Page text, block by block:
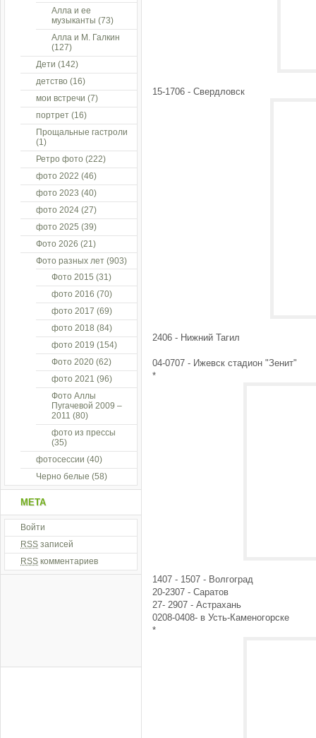
15-1706 - Свердловск
2406 - Нижний Тагил
04-0707 - Ижевск стадион "Зенит"
*
1407 - 1507 - Волгоград
20-2307 - Саратов
27- 2907 - Астрахань
0208-0408- в Усть-Каменогорске
*
Алла и ее
музыканты (73)
Алла и М. Галкин
(127)
Дети (142)
детство (16)
мои встречи (7)
портрет (16)
Прощальные гастроли
(1)
Ретро фото (222)
фото 2022 (46)
фото 2023 (40)
фото 2024 (27)
фото 2025 (39)
Фото 2026 (21)
Фото разных лет (903)
Фото 2015 (31)
фото 2016 (70)
фото 2017 (69)
фото 2018 (84)
фото 2019 (154)
Фото 2020 (62)
фото 2021 (96)
Фото Аллы
Пугачевой 2009 –
2011 (80)
фото из прессы
(35)
фотосессии (40)
Черно белые (58)
МЕТА
Войти
RSS записей
RSS комментариев